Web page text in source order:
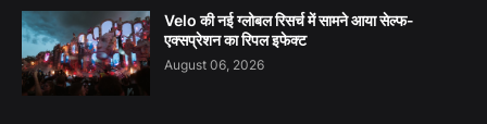
Velo की नई ग्लोबल रिसर्च में सामने आया सेल्फ-
एक्सप्रेशन का रिपल इफेक्ट
August 06, 2026